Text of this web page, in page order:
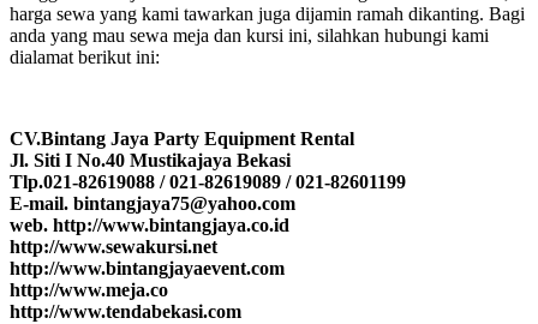
harga sewa yang kami tawarkan juga dijamin ramah dikanting. Bagi
anda yang mau sewa meja dan kursi ini, silahkan hubungi kami
dialamat berikut ini:
CV.Bintang Jaya Party Equipment Rental
Jl. Siti I No.40 Mustikajaya Bekasi
Tlp.021-82619088 / 021-82619089 / 021-82601199
E-mail. bintangjaya75@yahoo.com
web. http://www.bintangjaya.co.id
http://www.sewakursi.net
http://www.bintangjayaevent.com
http://www.meja.co
http://www.tendabekasi.com